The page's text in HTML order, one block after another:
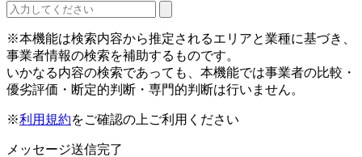
※本機能は検索内容から推定されるエリアと業種に基づき、
事業者情報の検索を補助するものです。
いかなる内容の検索であっても、本機能では事業者の比較・
優劣評価・断定的判断・専門的判断は行いません。
※利用規約をご確認の上ご利用ください
メッセージ送信完了